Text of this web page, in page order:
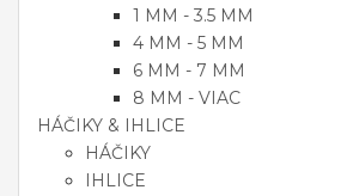
1 MM - 3.5 MM
4 MM - 5 MM
6 MM - 7 MM
8 MM - VIAC
HÁČIKY & IHLICE
HÁČIKY
IHLICE